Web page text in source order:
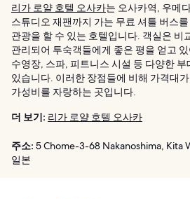
리가 로얄 호텔 오사카는 오사카역, 우메
스튜디오 재팬까지 가는 무료 셔틀 버스
관광을 할 수 있는 호텔입니다. 객실은 비
관리되어 투숙객들에게 좋은 평을 얻고
수영장, 스파, 피트니스 시설 등 다양한
있습니다. 이러한 장점들에 비해 가격대
가성비를 자랑하는 곳입니다.
더 보기: 리가 로얄 호텔 오사카
주소: 5 Chome-3-68 Nakanoshima, Kita
일본